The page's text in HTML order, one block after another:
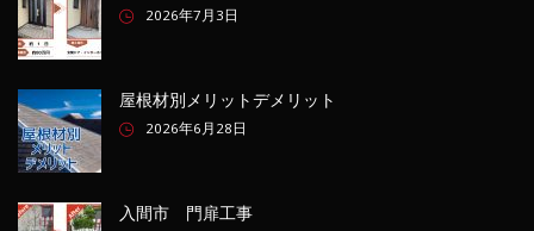
2026年7月3日
屋根材別メリットデメリット
2026年6月28日
入間市 門扉工事